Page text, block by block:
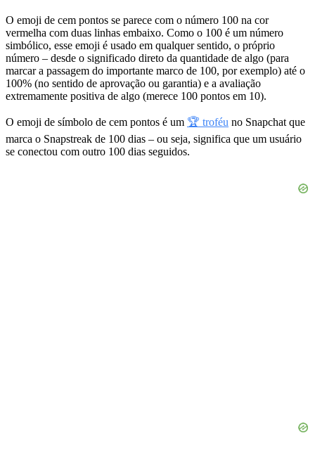
O emoji de cem pontos se parece com o número 100 na cor
vermelha com duas linhas embaixo. Como o 100 é um número
simbólico, esse emoji é usado em qualquer sentido, o próprio
número – desde o significado direto da quantidade de algo (para
marcar a passagem do importante marco de 100, por exemplo) até o
100% (no sentido de aprovação ou garantia) e a avaliação
extremamente positiva de algo (merece 100 pontos em 10).
O emoji de símbolo de cem pontos é um 🏆 troféu no Snapchat que
marca o Snapstreak de 100 dias – ou seja, significa que um usuário
se conectou com outro 100 dias seguidos.